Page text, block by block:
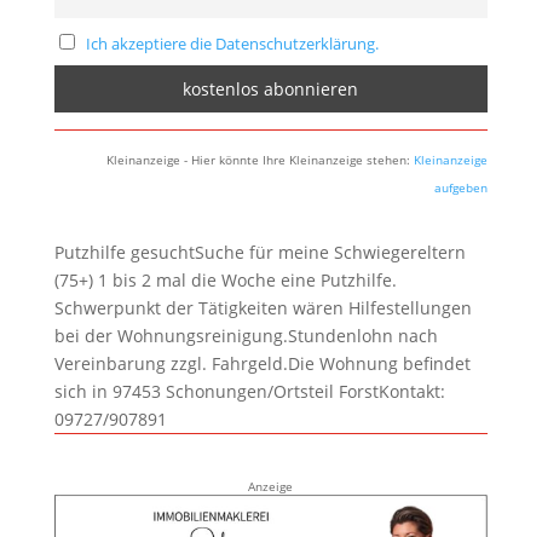
Ich akzeptiere die Datenschutzerklärung.
Kleinanzeige - Hier könnte Ihre Kleinanzeige stehen: Kleinanzeige
aufgeben
Putzhilfe gesuchtSuche für meine Schwiegereltern
(75+) 1 bis 2 mal die Woche eine Putzhilfe.
Schwerpunkt der Tätigkeiten wären Hilfestellungen
bei der Wohnungsreinigung.Stundenlohn nach
Vereinbarung zzgl. Fahrgeld.Die Wohnung befindet
sich in 97453 Schonungen/Ortsteil ForstKontakt:
09727/907891
Anzeige